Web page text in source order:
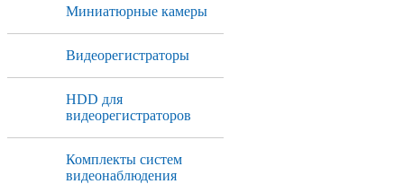
Миниатюрные камеры
Видеорегистраторы
HDD для
видеорегистраторов
Комплекты систем
видеонаблюдения